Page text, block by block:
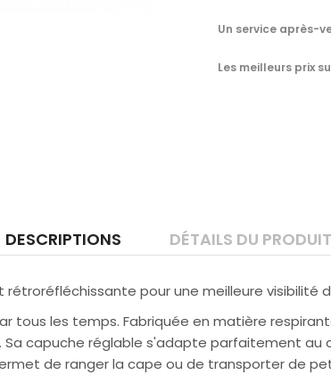
Un service après-
Les meilleurs prix
DESCRIPTIONS DÉTAILS DU PRODUIT
pour une meilleure visibilité
les temps. Fabriquée en matière
capuche réglable s'adapte parfaitement
de ranger la cape ou de transporter de